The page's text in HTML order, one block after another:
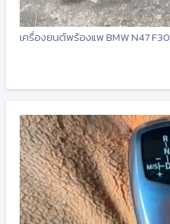
เครื่องยนต์พร้องแพ BMW N47 F30